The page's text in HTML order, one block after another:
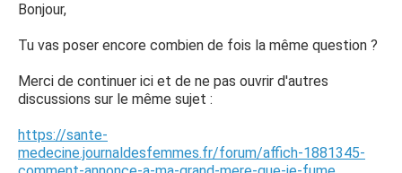
Bonjour,
Tu vas poser encore combien de fois la même question ?
Merci de continuer ici et de ne pas ouvrir d'autres
discussions sur le même sujet :
https://sante-
medecine.journaldesfemmes.fr/forum/affich-1881345-